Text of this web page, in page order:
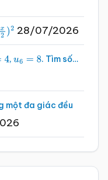
)2 28/07/2026
, u6 =8 . Tìm số…
một đa giác đều